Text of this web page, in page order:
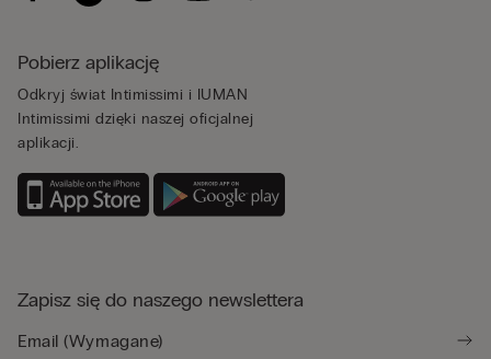
Pobierz aplikację
Odkryj świat Intimissimi i IUMAN
Intimissimi dzięki naszej oficjalnej
aplikacji.
Zapisz się do naszego newslettera